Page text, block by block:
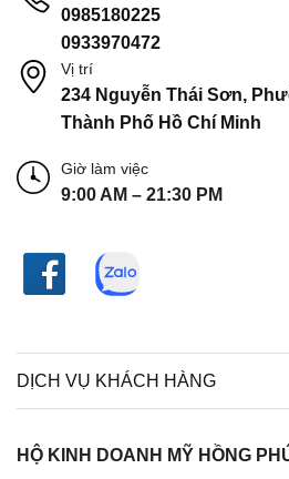
0985180225
0933970472
Vị trí
234 Nguyễn Thái Sơn,
Thành Phố Hồ Chí Minh
Giờ làm việc
9:00 AM – 21:30 PM
DỊCH VỤ KHÁCH HÀNG
HỘ KINH DOANH MỸ HỒNG